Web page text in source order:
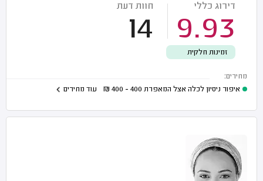
דירוג כללי
9.93
חוות דעת
14
זמינות חלקית
מחירים:
איפור ניסיון לכלה אצל המאפרת 400 - 400
₪ עוד מחירים